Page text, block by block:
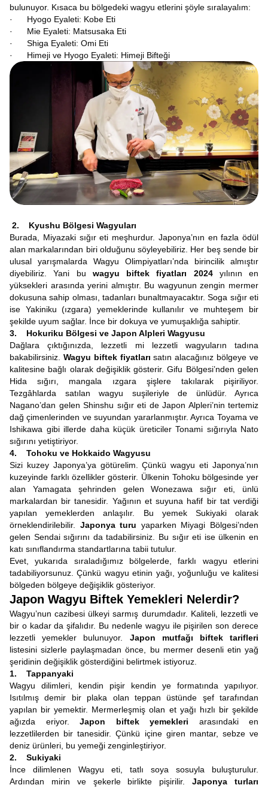
bulunuyor. Kısaca bu bölgedeki wagyu etlerini şöyle sıralayalım:
· Hyogo Eyaleti: Kobe Eti
· Mie Eyaleti: Matsusaka Eti
· Shiga Eyaleti: Omi Eti
· Himeji ve Hyogo Eyaleti: Himeji Bifteği
2. Kyushu Bölgesi Wagyuları
Burada, Miyazaki sığır eti meşhurdur. Japonya’nın en fazla ödül
alan markalarından biri olduğunu söyleyebiliriz. Her beş sende bir
ulusal yarışmalarda Wagyu Olimpiyatları’nda birincilik almıştır
diyebiliriz. Yani bu wagyu biftek fiyatları 2024 yılının en
yüksekleri arasında yerini almıştır. Bu wagyunun zengin mermer
dokusuna sahip olması, tadanları bunaltmayacaktır. Soga sığır eti
ise Yakiniku (ızgara) yemeklerinde kullanılır ve muhteşem bir
şekilde uyum sağlar. İnce bir dokuya ve yumuşaklığa sahiptir.
3. Hokuriku Bölgesi ve Japon Alpleri Wagyusu
Dağlara çıktığınızda, lezzetli mi lezzetli wagyuların tadına
bakabilirsiniz. Wagyu biftek fiyatlarısatın alacağınız bölgeye ve
kalitesine bağlı olarak değişiklik gösterir. Gifu Bölgesi’nden gelen
Hida sığırı, mangala ızgara şişlere takılarak pişiriliyor.
Tezgâhlarda satılan wagyu suşileriyle de ünlüdür. Ayrıca
Nagano’dan gelen Shinshu sığır eti de Japon Alpleri’nin tertemiz
dağ çimenlerinden ve suyundan yararlanmıştır. Ayrıca Toyama ve
Ishikawa gibi illerde daha küçük üreticiler Tonami sığırıyla Nato
sığırını yetiştiriyor.
4. Tohoku ve Hokkaido Wagyusu
Sizi kuzey Japonya’ya götürelim. Çünkü wagyu eti Japonya’nın
kuzeyinde farklı özellikler gösterir. Ülkenin Tohoku bölgesinde yer
alan Yamagata şehrinden gelen Wonezawa sığır eti, ünlü
markalardan bir tanesidir. Yağının et suyuna hafif bir tat verdiği
yapılan yemeklerden anlaşılır. Bu yemek Sukiyaki olarak
örneklendirilebilir. Japonya turu yaparken Miyagi Bölgesi’nden
gelen Sendai sığırını da tadabilirsiniz. Bu sığır eti ise ülkenin en
katı sınıflandırma standartlarına tabii tutulur.
Evet, yukarıda sıraladığımız bölgelerde, farklı wagyu etlerini
tadabiliyorsunuz. Çünkü wagyu etinin yağı, yoğunluğu ve kalitesi
bölgeden bölgeye değişiklik gösteriyor.
Japon Wagyu Biftek Yemekleri Nelerdir?
Wagyu’nun cazibesi ülkeyi sarmış durumdadır. Kaliteli, lezzetli ve
bir o kadar da şifalıdır. Bu nedenle wagyu ile pişirilen son derece
lezzetli yemekler bulunuyor. Japon mutfağı biftek tarifleri
listesini sizlerle paylaşmadan önce, bu mermer desenli etin yağ
şeridinin değişiklik gösterdiğini belirtmek istiyoruz.
1. Tappanyaki
Wagyu dilimleri, kendin pişir kendin ye formatında yapılıyor.
Isıtılmış demir bir plaka olan teppan üstünde şef tarafından
yapılan bir yemektir. Mermerleşmiş olan et yağı hızlı bir şekilde
ağızda eriyor. Japon biftek yemekleri arasındaki en
lezzetlilerden bir tanesidir. Çünkü içine giren mantar, sebze ve
deniz ürünleri, bu yemeği zenginleştiriyor.
2. Sukiyaki
İnce dilimlenen Wagyu eti, tatlı soya sosuyla buluşturulur.
Ardından mirin ve şekerle birlikte pişirilir.Japonya turları